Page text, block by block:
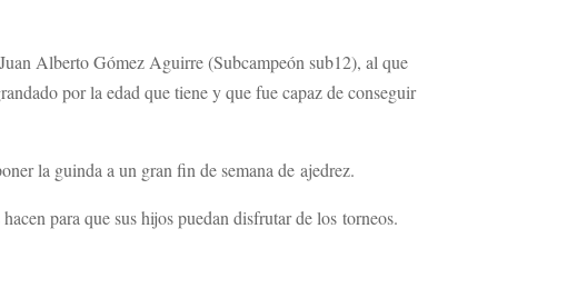
Alberto Gómez Aguirre (Subcampeón sub12), al que
por la edad que tiene y que fue capaz de conseguir
la guinda a un gran fin de semana de ajedrez.
para que sus hijos puedan disfrutar de los torneos.